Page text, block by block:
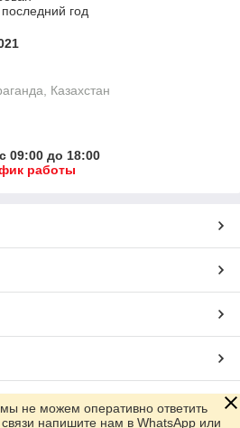
год
Казахстан
09:00 до 18:00
работы
не можем оперативно ответить
напишите нам в WhatsApp или